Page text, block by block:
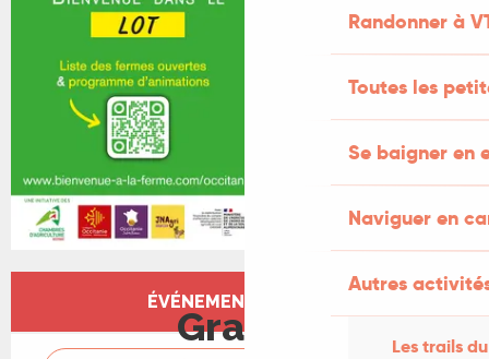
Randonner à
Toutes les
Se baigner en
Naviguer en
Autres
Les trails
Ouverture et coordonnées
ÉVÉNEMENT TERMINÉ
Gratuit